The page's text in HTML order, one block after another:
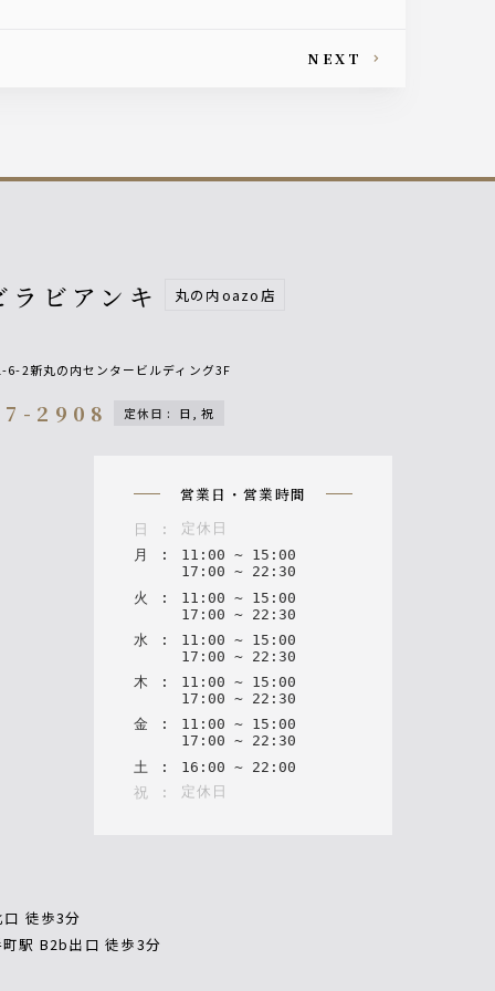
NEXT
ラビアンキ 丸の内oazo店
6-2新丸の内センタービルディング3F
2908 定休日 : 日, 祝
営業日・営業時間
日 :
定休日
月
: 11 : 00 ~ 15 : 00
17 : 00 ~ 22 : 30
火
: 11 : 00 ~ 15 : 00
17 : 00 ~ 22 : 30
水
: 11 : 00 ~ 15 : 00
17 : 00 ~ 22 : 30
木
: 11 : 00 ~ 15 : 00
17 : 00 ~ 22 : 30
金
: 11 : 00 ~ 15 : 00
17 : 00 ~ 22 : 30
土
: 16 : 00 ~ 22 : 00
祝
: 定休日
徒歩3分
駅 B2b出口 徒歩3分